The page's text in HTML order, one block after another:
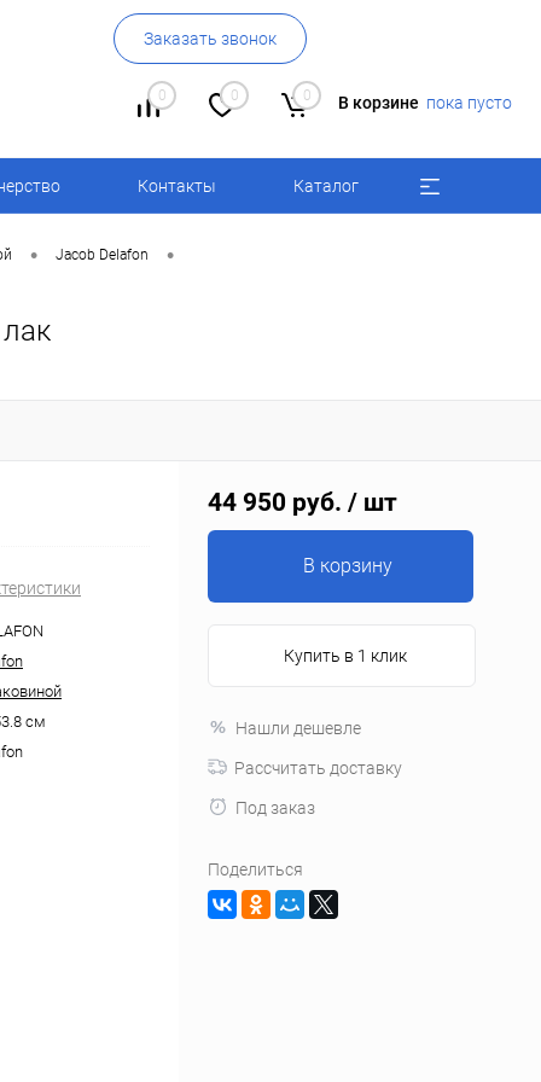
Заказать звонок
0 0 0 В корзине пока пусто
Контакты Каталог
• Jacob Delafon •
см
44 950 руб. / шт
В корзину
Купить в 1 клик
Нашли дешевле
Рассчитать доставку
Под заказ
Поделиться